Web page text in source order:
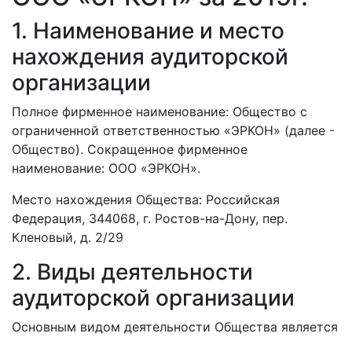
1. Наименование и место
нахождения аудиторской
организации
Полное фирменное наименование: Общество с
ограниченной ответственностью «ЭРКОН» (далее -
Общество). Сокращенное фирменное
наименование: ООО «ЭРКОН».
Место нахождения Общества: Российская
Федерация, 344068, г. Ростов-на-Дону, пер.
Кленовый, д. 2/29
2. Виды деятельности
аудиторской организации
Основным видом деятельности Общества является